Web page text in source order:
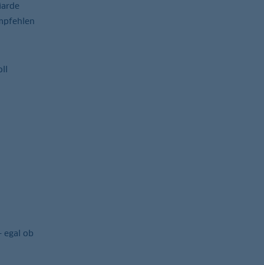
egal ob